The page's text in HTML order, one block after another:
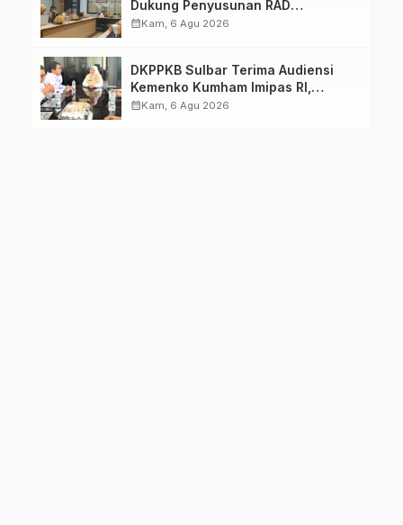
Dukung Penyusunan RAD
TPB/SDGs Sulawesi Barat
calendar_monthKam, 6 Agu 2026
DKPPKB Sulbar Terima Audiensi
Kemenko Kumham Imipas RI,
Perkuat Pelayanan Kesehatan bagi
calendar_monthKam, 6 Agu 2026